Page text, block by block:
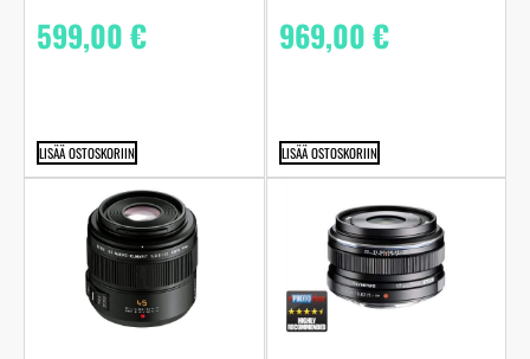
599,00€
LISÄÄ OSTOSKORIIN
969,00€
LISÄÄ OSTOSKORIIN